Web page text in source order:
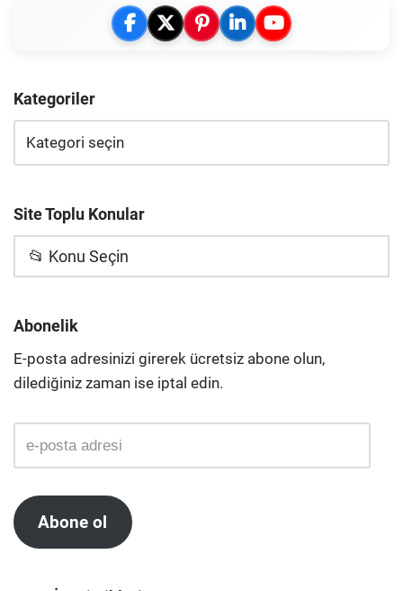
Kategoriler
Site Toplu Konular
📂 Konu Seçin
Abonelik
E-posta adresinizi girerek ücretsiz abone olun,
dilediğiniz zaman ise iptal edin.
Abone ol